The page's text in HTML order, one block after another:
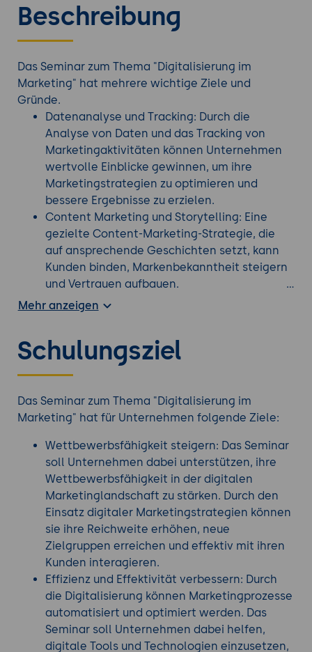
Beschreibung
Das Seminar zum Thema "Digitalisierung im
Marketing" hat mehrere wichtige Ziele und
Gründe.
Datenanalyse und Tracking: Durch die
Analyse von Daten und das Tracking von
Marketingaktivitäten können Unternehmen
wertvolle Einblicke gewinnen, um ihre
Marketingstrategien zu optimieren und
bessere Ergebnisse zu erzielen.
Content Marketing und Storytelling: Eine
gezielte Content-Marketing-Strategie, die
auf ansprechende Geschichten setzt, kann
Kunden binden, Markenbekanntheit steigern
und Vertrauen aufbauen.
Suchmaschinenoptimierung (SEO): Eine
verbessern, organischen Traffic zu steigern
und ihre Online-Präsenz auszubauen.
Click (PPC): Durch gezieltes
Suchmaschinenmarketing und PPC-
Zielgruppe erreichen, ihre
Markenbekanntheit steigern und qualifizierte
Leads generieren.
Social Media Marketing: Eine strategische
Nutzung von Social-Media-Plattformen
ermöglicht es Unternehmen, ihre Zielgruppe
zu erreichen, Kundenbindung aufzubauen und
ihre Marke effektiv zu präsentieren.
E-Mail-Marketing und Marketing-Automation:
Durch gezieltes E-Mail-Marketing und den
Einsatz von Marketing-Automation-Tools
können Unternehmen personalisierte
Mehr anzeigen
Schulungsziel
Das Seminar zum Thema "Digitalisierung im
Marketing" hat für Unternehmen folgende Ziele:
Wettbewerbsfähigkeit steigern: Das Seminar
soll Unternehmen dabei unterstützen, ihre
Wettbewerbsfähigkeit in der digitalen
Marketinglandschaft zu stärken. Durch den
Einsatz digitaler Marketingstrategien können
sie ihre Reichweite erhöhen, neue
Zielgruppen erreichen und effektiv mit ihren
Kunden interagieren.
Effizienz und Effektivität verbessern: Durch
die Digitalisierung können Marketingprozesse
automatisiert und optimiert werden. Das
Seminar soll Unternehmen dabei helfen,
digitale Tools und Technologien einzusetzen,